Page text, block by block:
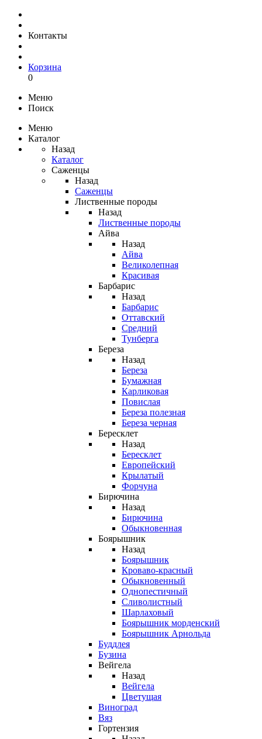
Контакты
Корзина
0
Меню
Поиск
Меню
Каталог
Назад
Каталог
Саженцы
Назад
Саженцы
Лиственные породы
Назад
Лиственные породы
Айва
Назад
Айва
Великолепная
Красивая
Барбарис
Назад
Барбарис
Оттавский
Средний
Тунберга
Береза
Назад
Береза
Бумажная
Карликовая
Повислая
Береза полезная
Береза черная
Бересклет
Назад
Бересклет
Европейский
Крылатый
Форчуна
Бирючина
Назад
Бирючина
Обыкновенная
Боярышник
Назад
Боярышник
Кроваво-красный
Обыкновенный
Однопестичный
Сливолистный
Шарлаховый
Боярышник морденский
Боярышник Арнольда
Буддлея
Бузина
Вейгела
Назад
Вейгела
Цветущая
Виноград
Вяз
Гортензия